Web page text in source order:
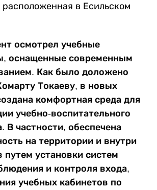
в Есильском
осмотрел учебные
оснащенные современным
Как было доложено
Токаеву, в новых
комфортная среда для
учебно-воспитательного
В частности, обеспечена
на территории и внутри
путем установки систем
и контроля входа,
учебных кабинетов по